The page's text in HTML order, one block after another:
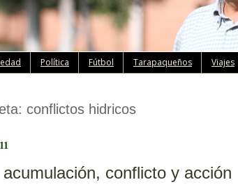
Ir
al
contenido
Política Fútbol Tarapaqueños Viajes
conflictos hidricos
conflicto y acción